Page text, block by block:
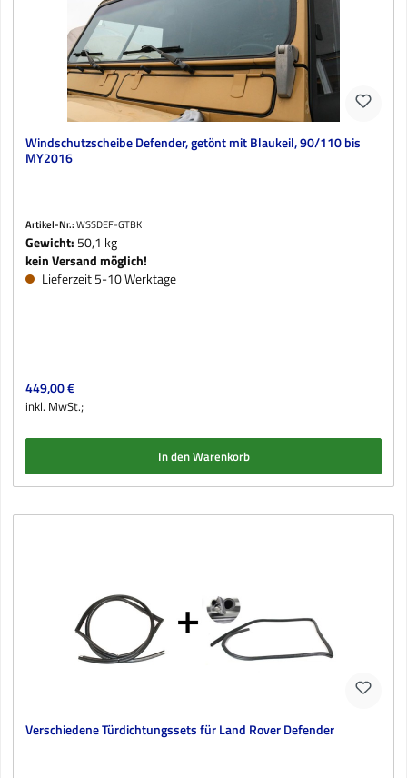
Windschutzscheibe Defender, getönt mit Blaukeil, 90/110 bis
MY2016
Artikel-Nr.:WSSDEF-GTBK
Gewicht: 50,1 kg
kein Versand möglich!
Lieferzeit 5-10 Werktage
Regulärer Preis:
449,00 €
inkl. MwSt.;
In den Warenkorb
Verschiedene Türdichtungssets für Land Rover Defender